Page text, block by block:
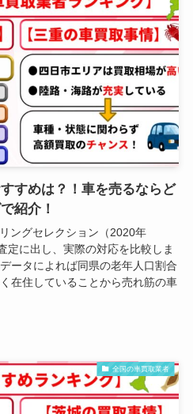
すめは？！車を売るならど
紹介！
ングセレクション（2020年
定に出し、実際の対応を比較しま
ータによれば同県の老年人口割合
在住していることから売れ筋の車
全国の車買取業者